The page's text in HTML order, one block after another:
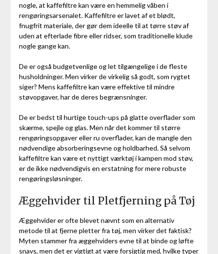
nogle, at kaffefiltre kan være en hemmelig våben i
rengøringsarsenalet. Kaffefiltre er lavet af et blødt,
fnugfrit materiale, der gør dem ideelle til at tørre støv af
uden at efterlade fibre eller ridser, som traditionelle klude
nogle gange kan.
De er også budgetvenlige og let tilgængelige i de fleste
husholdninger. Men virker de virkelig så godt, som rygtet
siger? Mens kaffefiltre kan være effektive til mindre
støvopgaver, har de deres begrænsninger.
De er bedst til hurtige touch-ups på glatte overflader som
skærme, spejle og glas. Men når det kommer til større
rengøringsopgaver eller ru overflader, kan de mangle den
nødvendige absorberingsevne og holdbarhed. Så selvom
kaffefiltre kan være et nyttigt værktøj i kampen mod støv,
er de ikke nødvendigvis en erstatning for mere robuste
rengøringsløsninger.
Æggehvider til Pletfjerning på Tøj
Æggehvider er ofte blevet nævnt som en alternativ
metode til at fjerne pletter fra tøj, men virker det faktisk?
Myten stammer fra æggehviders evne til at binde og løfte
snavs, men det er vigtigt at være forsigtig med, hvilke typer